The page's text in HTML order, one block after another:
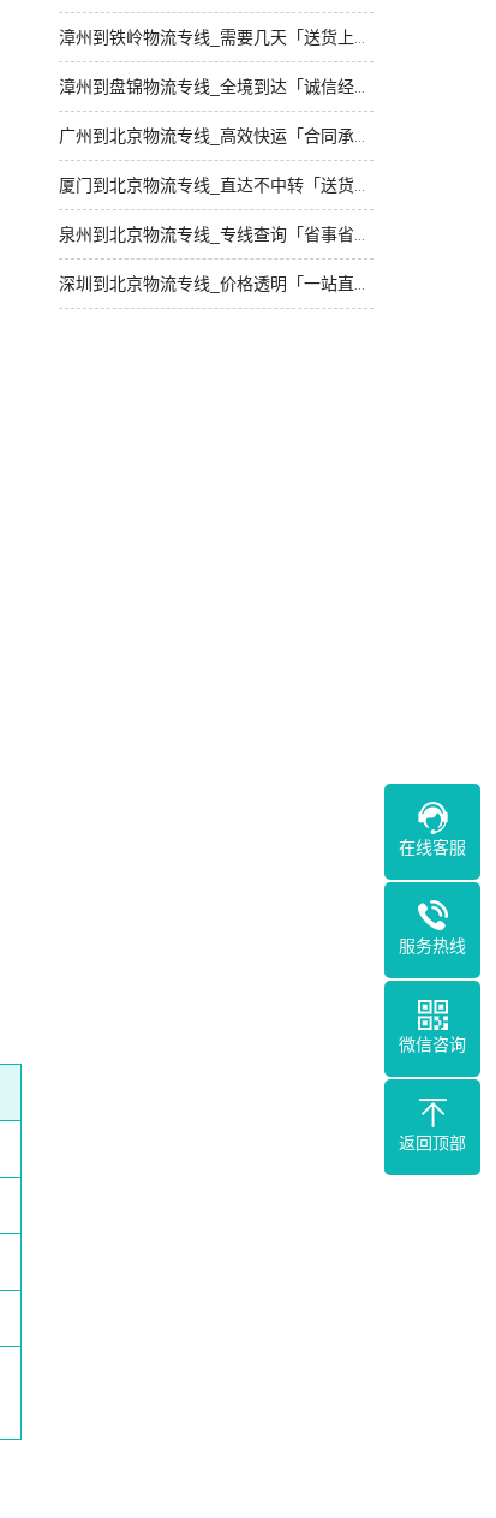
漳州到铁岭物流专线_需要几天「送货上门」
漳州到盘锦物流专线_全境到达「诚信经营」
广州到北京物流专线_高效快运「合同承运」
厦门到北京物流专线_直达不中转「送货到门」
泉州到北京物流专线_专线查询「省事省心」
深圳到北京物流专线_价格透明「一站直达」
在线客服
服务热线
微信咨询
返回顶部